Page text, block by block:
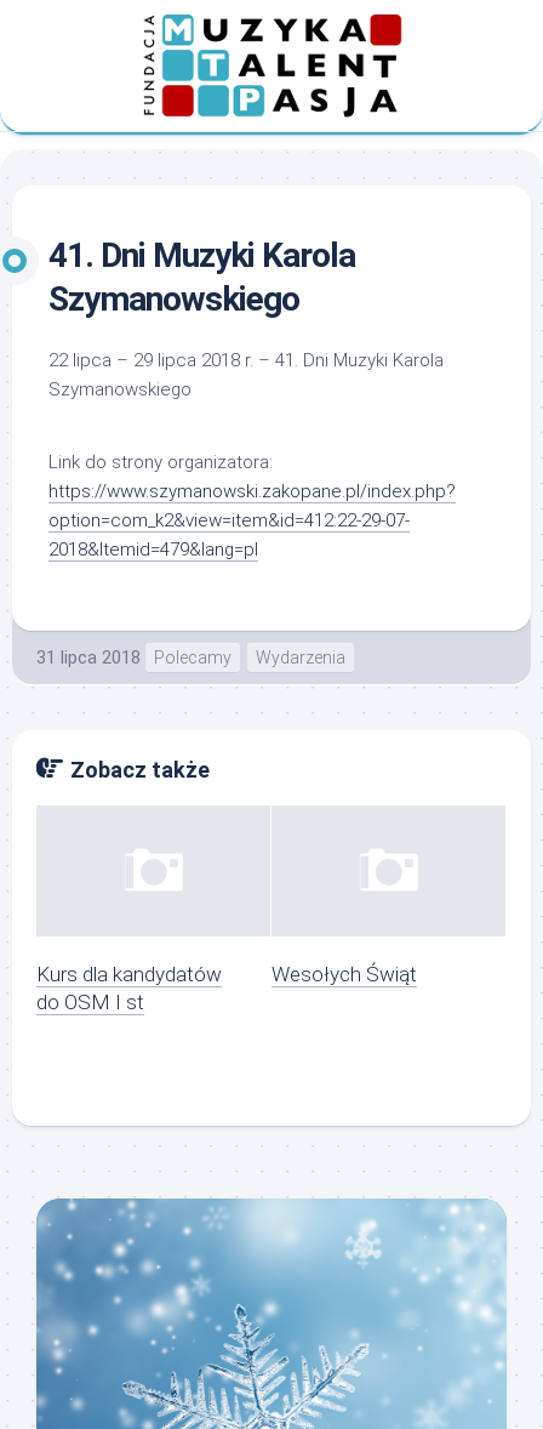
41. Dni Muzyki Karola
Szymanowskiego
22 lipca – 29 lipca 2018 r. – 41. Dni Muzyki Karola
Szymanowskiego
Link do strony organizatora:
https://www.szymanowski.zakopane.pl/index.php?
option=com_k2&view=item&id=412:22-29-07-
2018&Itemid=479&lang=pl
31 lipca 2018 Polecamy Wydarzenia
Zobacz także
Kurs dla kandydatów
do OSM I st
Wesołych Świąt